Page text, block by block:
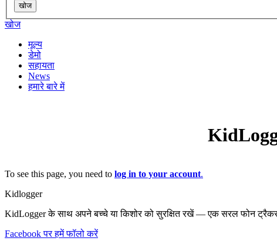
खोज
खोज
मूल्य
डेमो
सहायता
News
हमारे बारे में
To see this page, you need to log in to your account.
Kidlogger
KidLogger के साथ अपने बच्चे या किशोर को सुरक्षित रखें — एक सरल फोन
Facebook पर हमें फॉलो करें